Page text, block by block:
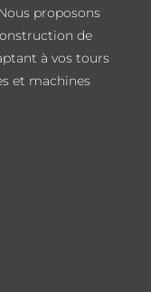
proposons
de
à vos tours
et machines